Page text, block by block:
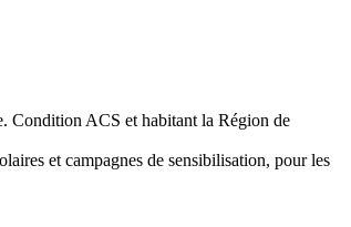
Condition ACS et habitant la Région de
et campagnes de sensibilisation, pour les